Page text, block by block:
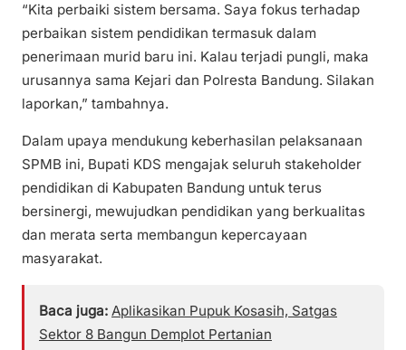
“Kita perbaiki sistem bersama. Saya fokus terhadap
perbaikan sistem pendidikan termasuk dalam
penerimaan murid baru ini. Kalau terjadi pungli, maka
urusannya sama Kejari dan Polresta Bandung. Silakan
laporkan,” tambahnya.
Dalam upaya mendukung keberhasilan pelaksanaan
SPMB ini, Bupati KDS mengajak seluruh stakeholder
pendidikan di Kabupaten Bandung untuk terus
bersinergi, mewujudkan pendidikan yang berkualitas
dan merata serta membangun kepercayaan
masyarakat.
Baca juga: Aplikasikan Pupuk Kosasih, Satgas
Sektor 8 Bangun Demplot Pertanian